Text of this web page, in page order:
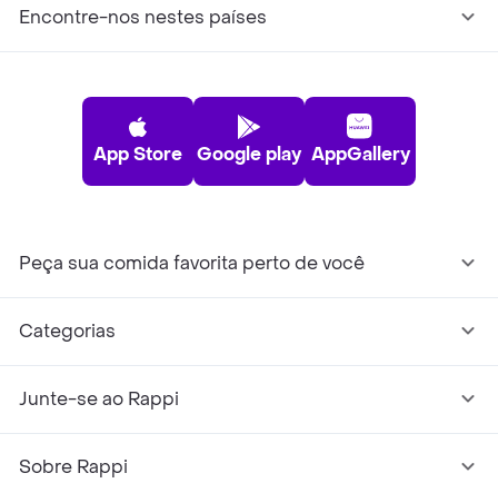
Encontre-nos nestes países
App Store Google play AppGallery
Peça sua comida favorita perto de você
Categorias
Junte-se ao Rappi
Sobre Rappi